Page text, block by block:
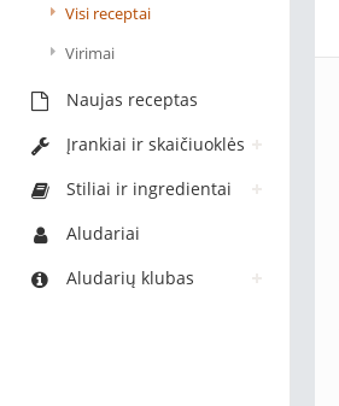
Visi receptai
Virimai
Naujas receptas
Įrankiai ir skaičiuoklės
Stiliai ir ingredientai
Aludariai
Aludarių klubas